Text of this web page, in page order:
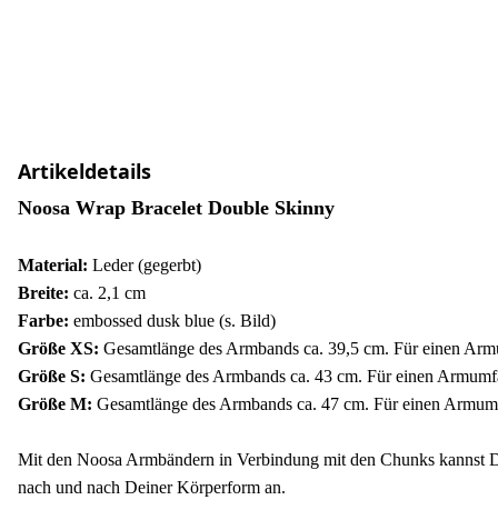
Artikeldetails
Noosa Wrap Bracelet Double Skinny
Material: Leder (gegerbt)
Breite: ca. 2,1 cm
Farbe: embossed dusk blue (s. Bild)
Größe XS: Gesamtlänge des Armbands ca. 39,5 cm. Für einen
Größe S: Gesamtlänge des Armbands ca. 43 cm. Für einen
Größe M: Gesamtlänge des Armbands ca. 47 cm. Für einen
Mit den Noosa Armbändern in Verbindung mit den Chunks kannst
nach und nach Deiner Körperform an.